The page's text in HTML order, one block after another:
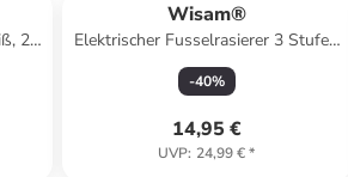
25
Wisam®
Elektrischer Fusselrasierer 3 Stufen
Textilrasierer
-40%
14,95 €
UVP: 24,99 €*